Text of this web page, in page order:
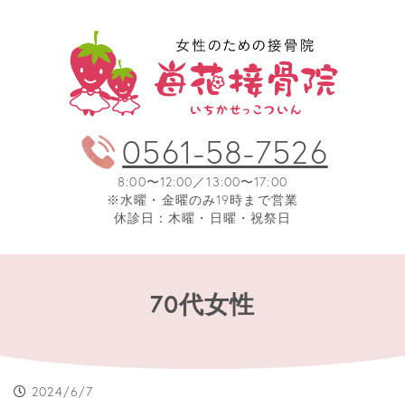
0561-58-7526
8:00〜12:00／13:00〜17:00
※水曜・金曜のみ19時まで営業
休診日：木曜・日曜・祝祭日
70代女性
2024/6/7